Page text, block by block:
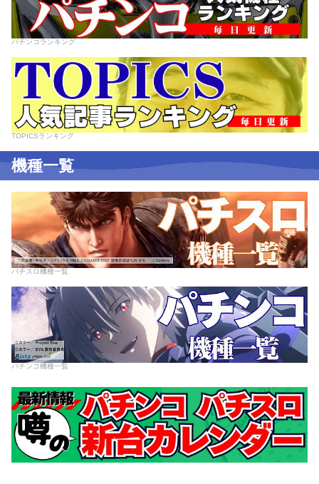
パチンコランキング
TOPICSランキング
機種一覧
パチスロ機種一覧
パチンコ機種一覧